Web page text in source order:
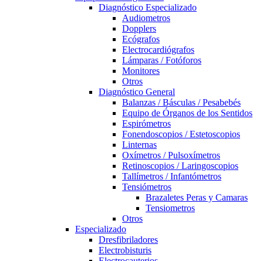
Diagnóstico Especializado
Audiometros
Dopplers
Ecógrafos
Electrocardiógrafos
Lámparas / Fotóforos
Monitores
Otros
Diagnóstico General
Balanzas / Básculas / Pesabebés
Equipo de Órganos de los Sentidos
Espirómetros
Fonendoscopios / Estetoscopios
Linternas
Oxímetros / Pulsoxímetros
Retinoscopios / Laringoscopios
Tallímetros / Infantómetros
Tensiómetros
Brazaletes Peras y Camaras
Tensiometros
Otros
Especializado
Dresfibriladores
Electrobisturis